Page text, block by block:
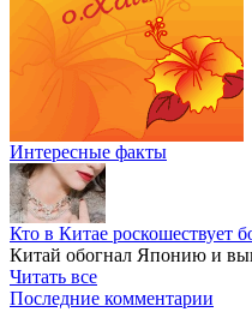
Интересные факты
Кто в Китае роскошествует
Китай обогнал Японию и
Читать все
Последние комментарии